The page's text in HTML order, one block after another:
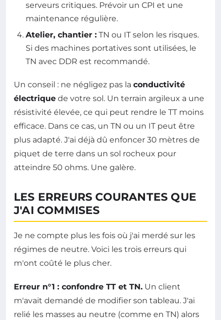
serveurs critiques. Prévoir un CPI et une
maintenance régulière.
Atelier, chantier : TN ou IT selon les risques.
Si des machines portatives sont utilisées, le
TN avec DDR est recommandé.
Un conseil : ne négligez pas la conductivité
électrique de votre sol. Un terrain argileux a une
résistivité élevée, ce qui peut rendre le TT moins
efficace. Dans ce cas, un TN ou un IT peut être
plus adapté. J'ai déjà dû enfoncer 30 mètres de
piquet de terre dans un sol rocheux pour
atteindre 50 ohms. Une galère.
LES ERREURS COURANTES QUE
J'AI COMMISES
Je ne compte plus les fois où j'ai merdé sur les
régimes de neutre. Voici les trois erreurs qui
m'ont coûté le plus cher.
Erreur n°1 : confondre TT et TN. Un client
m'avait demandé de modifier son tableau. J'ai
relié les masses au neutre (comme en TN) alors